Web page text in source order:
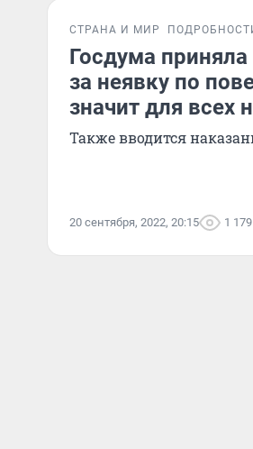
СТРАНА И МИР
Госдума
за неявку по
значит для всех
Также вводится
20 сентября, 2022, 20:15 1 179